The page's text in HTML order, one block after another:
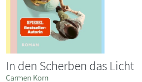
In den Scherben das Licht
Carmen Korn